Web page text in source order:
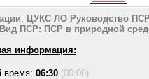
: ЦУКС ЛО Руководство
Вид ПСР: ПСР в природной
информация:
время: 06:30 (00:00)